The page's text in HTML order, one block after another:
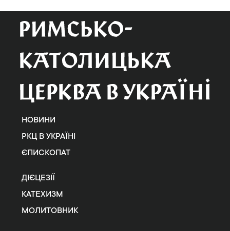
НОВИНИ
РКЦ В УКРАЇНІ
ЄПИСКОПАТ
ДІЄЦЕЗІЇ
КАТЕХИЗМ
МОЛИТОВНИК